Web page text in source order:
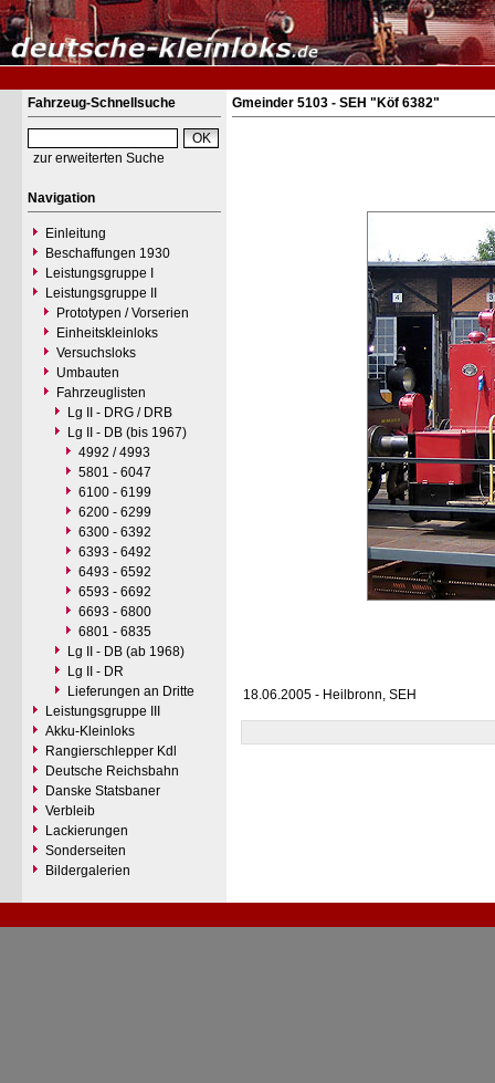
Fahrzeug-Schnellsuche
zur erweiterten Suche
Navigation
Einleitung
Beschaffungen 1930
Leistungsgruppe I
Leistungsgruppe II
Prototypen / Vorserien
Einheitskleinloks
Versuchsloks
Umbauten
Fahrzeuglisten
Lg II - DRG / DRB
Lg II - DB (bis 1967)
4992 / 4993
5801 - 6047
6100 - 6199
6200 - 6299
6300 - 6392
6393 - 6492
6493 - 6592
6593 - 6692
6693 - 6800
6801 - 6835
Lg II - DB (ab 1968)
Lg II - DR
Lieferungen an Dritte
Leistungsgruppe III
Akku-Kleinloks
Rangierschlepper Kdl
Deutsche Reichsbahn
Danske Statsbaner
Verbleib
Lackierungen
Sonderseiten
Bildergalerien
Gmeinder 5103 - SEH "Köf 6382"
18.06.2005 - Heilbronn, SEH